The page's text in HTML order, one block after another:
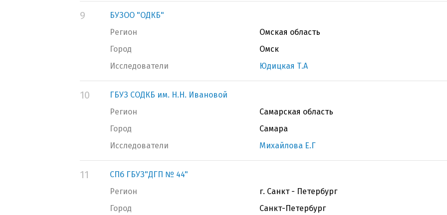
9
БУЗОО "ОДКБ"
Регион
Омская область
Город
Омск
Исследователи
Юдицкая Т.А
10
ГБУЗ СОДКБ им. Н.Н. Ивановой
Регион
Самарская область
Город
Самара
Исследователи
Михайлова Е.Г
11
СПб ГБУЗ"ДГП № 44"
Регион
г. Санкт - Петербург
Город
Санкт-Петербург